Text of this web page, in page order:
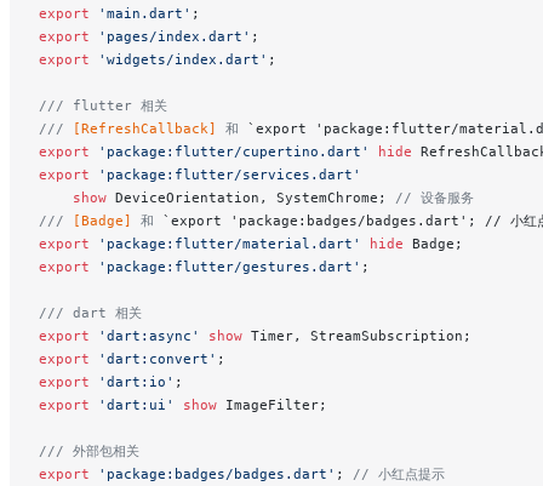
export 'main.dart' ;
export 'pages/index.dart' ;
export 'widgets/index.dart' ;
/// flutter 相关
///
[RefreshCallback] 和 `export 'package:flutter/
export 'package:flutter/cupertino.dart' hide
export 'package:flutter/services.dart'
    show
DeviceOrientation, SystemChrome; // 设备服务
///
[Badge] 和 `export 'package:badges/badges.dart'; // 小红
export 'package:flutter/material.dart' hide Badge;
export 'package:flutter/gestures.dart' ;
/// dart 相关
export 'dart:async' show Timer, StreamSubscription;
export 'dart:convert' ;
export 'dart:io' ;
export 'dart:ui' show ImageFilter;
/// 外部包相关
export 'package:badges/badges.dart' ; // 小红点提示